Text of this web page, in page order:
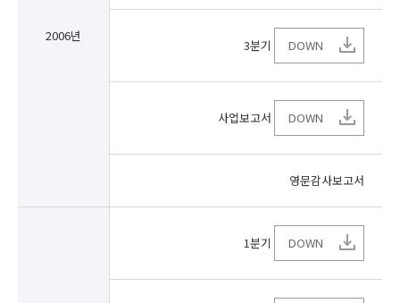
2006년
3분기 DOWN
사업보고서 DOWN
영문감사보고서
1분기 DOWN